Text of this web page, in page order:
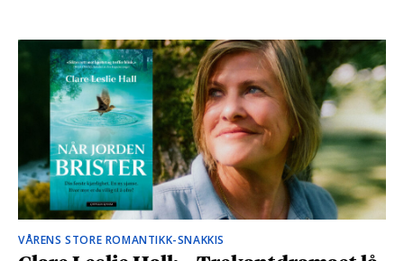
VÅRENS STORE ROMANTIKK-SNAKKIS